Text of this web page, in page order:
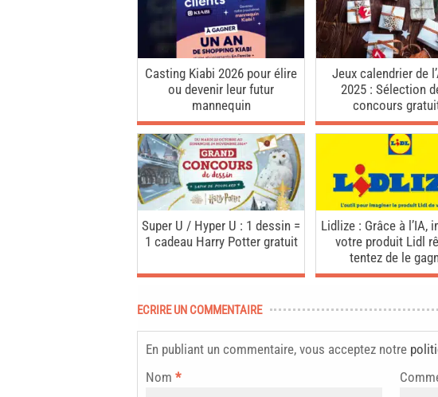
Casting Kiabi 2026 pour élire
ou devenir leur futur
mannequin
Jeux calendrier de
2025 : Sélection
concours
Super U / Hyper U : 1 dessin =
1 cadeau Harry Potter gratuit
Lidlize : Grâce à l’IA,
votre produit Lidl
tentez de le
ECRIRE UN COMMENTAIRE
En publiant un commentaire, vous acceptez notre
Nom *